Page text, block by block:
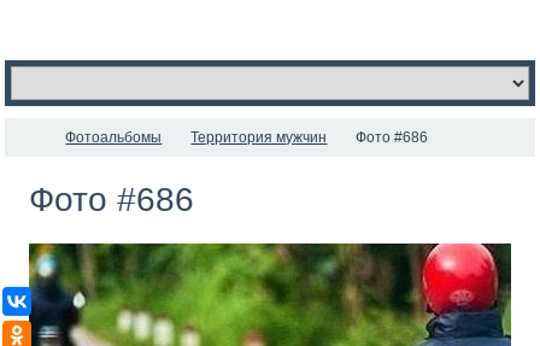
ВКонтакте
Одноклассники
Фотоальбомы Территория мужчин Фото #686
Фото #686